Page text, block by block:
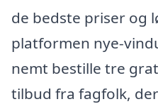
de bedste priser og
platformen nye-
nemt bestille tre
tilbud fra fagfolk,